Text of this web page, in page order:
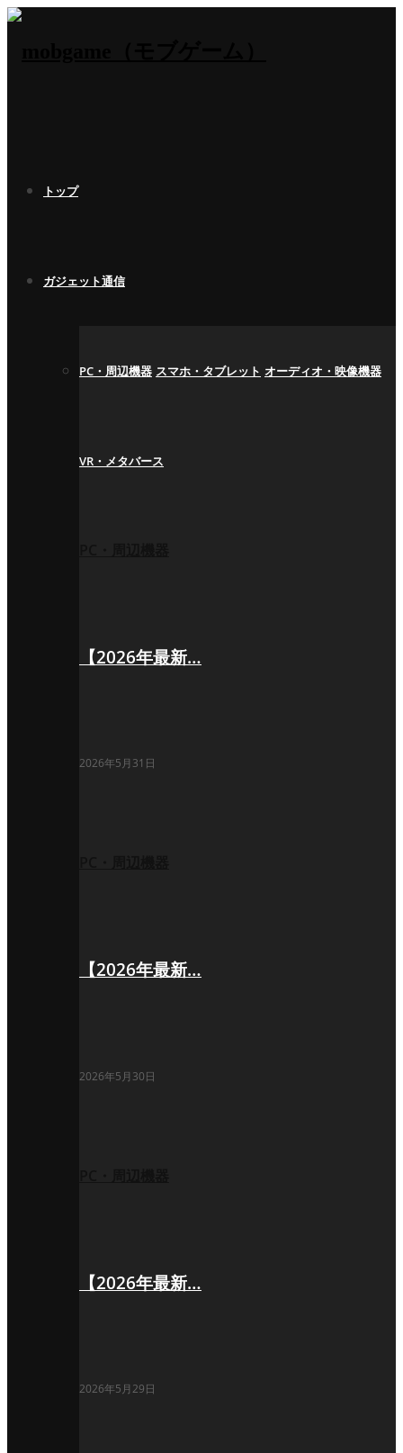
トップ
ガジェット通信
PC・周辺機器 スマホ・タブレット オーディオ・映像機器
VR・メタバース
【2026年最新…
2026年5月31日
【2026年最新…
2026年5月30日
【2026年最新…
2026年5月29日